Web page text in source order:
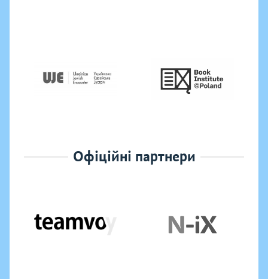
Офіційні партнери